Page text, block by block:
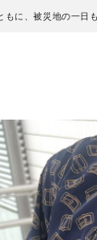
に、被災地の一日